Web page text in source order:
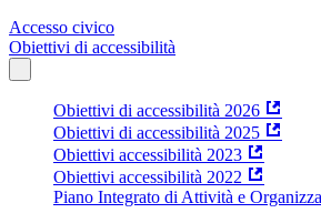
Accesso civico
Obiettivi di accessibilità
Obiettivi di accessibilità 2026
Obiettivi di accessibilità 2025
Obiettivi accessibilità 2023
Obiettivi accessibilità 2022
Piano Integrato di Attività e